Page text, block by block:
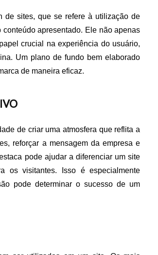
de sites, que se refere à utilização de
apresentado. Ele não apenas
crucial na experiência do usuário,
Um plano de fundo bem elaborado
de maneira eficaz.
de criar uma atmosfera que reflita a
reforçar a mensagem da empresa e
pode ajudar a diferenciar um site
os visitantes. Isso é especialmente
pode determinar o sucesso de um